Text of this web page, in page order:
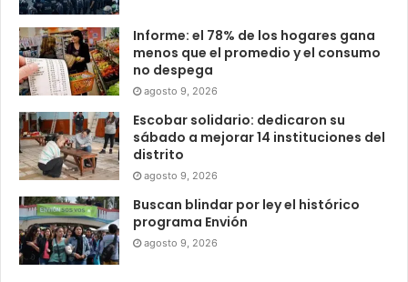
Informe: el 78% de los hogares gana
menos que el promedio y el consumo
no despega
agosto 9, 2026
Escobar solidario: dedicaron su
sábado a mejorar 14 instituciones del
distrito
agosto 9, 2026
Buscan blindar por ley el histórico
programa Envión
agosto 9, 2026